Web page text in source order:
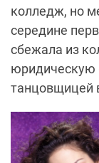
колледж, но
середине
сбежала из
юридическую
танцовщицей